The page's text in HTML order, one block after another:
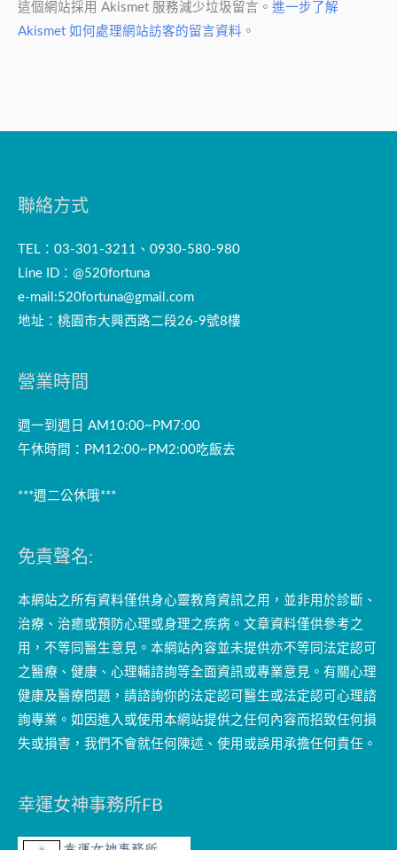
這個網站採用 Akismet 服務減少垃圾留言。 進一步了解
Akismet 如何處理網站訪客的留言資料 。
聯絡方式
TEL：03-301-3211、0930-580-980
Line ID：@520fortuna
e-mail:520fortuna@gmail.com
地址：桃園市大興西路二段26-9號8樓
營業時間
週一到週日 AM10:00~PM7:00
午休時間：PM12:00~PM2:00吃飯去
***週二公休哦***
免責聲名:
本網站之所有資料僅供身心靈教育資訊之用，並非用於診斷、
治療、治癒或預防心理或身理之疾病。文章資料僅供參考之
用，不等同醫生意見。本網站內容並未提供亦不等同法定認可
之醫療、健康、心理輔諮詢等全面資訊或專業意見。有關心理
健康及醫療問題，請諮詢你的法定認可醫生或法定認可心理諮
詢專業。如因進入或使用本網站提供之任何內容而招致任何損
失或損害，我們不會就任何陳述、使用或誤用承擔任何責任。
幸運女神事務所FB